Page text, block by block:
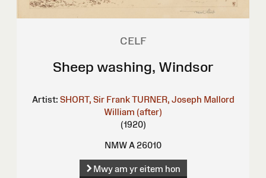
CELF
Sheep washing, Windsor
Artist: SHORT, Sir Frank TURNER, Joseph Mallord
William (after)
(1920)
NMW A 26010
Mwy am yr eitem hon